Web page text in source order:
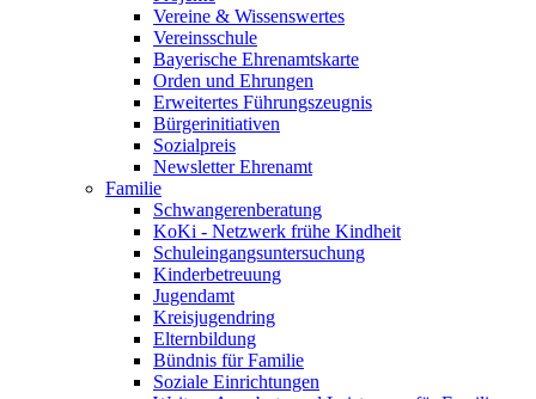
Vereine & Wissenswertes
Vereinsschule
Bayerische Ehrenamtskarte
Orden und Ehrungen
Erweitertes Führungszeugnis
Bürgerinitiativen
Sozialpreis
Newsletter Ehrenamt
Familie
Schwangerenberatung
KoKi - Netzwerk frühe Kindheit
Schuleingangsuntersuchung
Kinderbetreuung
Jugendamt
Kreisjugendring
Elternbildung
Bündnis für Familie
Soziale Einrichtungen